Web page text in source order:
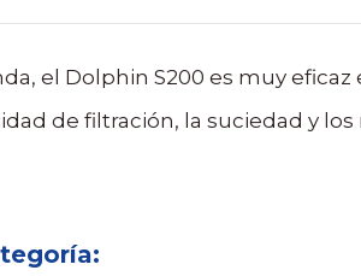
el Dolphin S200 es muy
de filtración, la suciedad y